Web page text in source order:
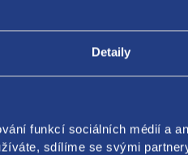
Detaily
funkcí sociálních médií a
sdílíme se svými